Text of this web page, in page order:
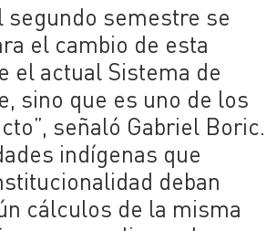
segundo semestre se
el cambio de esta
el actual Sistema de
sino que es uno de los
señaló Gabriel Boric.
indígenas que
deban
cálculos de la misma